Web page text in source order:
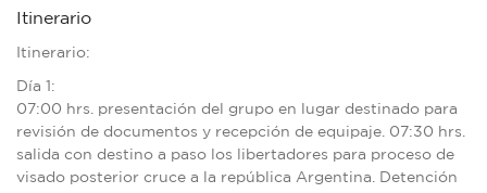
Itinerario
Itinerario:
Día 1:
07:00 hrs. presentación del grupo en lugar destinado para
revisión de documentos y recepción de equipaje. 07:30 hrs.
salida con destino a paso los libertadores para proceso de
visado posterior cruce a la república Argentina. Detención